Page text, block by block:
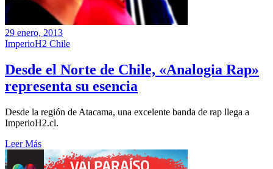
29 enero, 2013
ImperioH2 Chile
Desde el Norte de Chile, «Analogia Rap»
representa su esencia
Desde la región de Atacama, una excelente banda de rap llega a
ImperioH2.cl.
Leer Más